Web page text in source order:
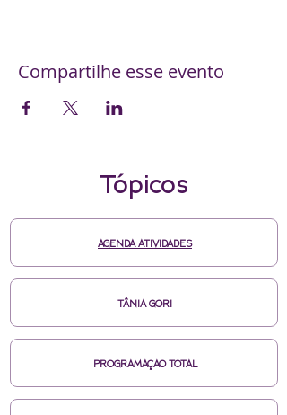
Compartilhe esse evento
Tópicos
AGENDA ATIVIDADES
TÂNIA GORI
PROGRAMAÇAO TOTAL